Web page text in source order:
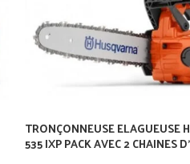
TRONÇONNEUSE ELAGUEUSE
535 IXP PACK AVEC 2 CHAINES